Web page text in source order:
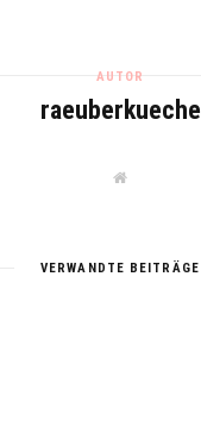
AUTOR
raeuberkueche
W
e
VERWANDTE BEITRÄGE